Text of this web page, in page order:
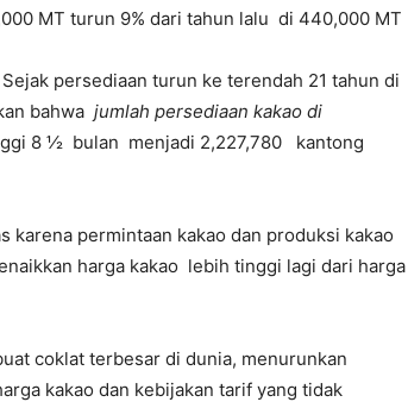
MT turun 9% dari tahun lalu di 440,000 MT
persediaan turun ke terendah 21 tahun di
bahwa jumlah persediaan kakao di
8 ½ bulan menjadi 2,227,780 kantong
karena permintaan kakao dan produksi kakao
harga kakao lebih tinggi lagi dari harga
coklat terbesar di dunia, menurunkan
kakao dan kebijakan tarif yang tidak